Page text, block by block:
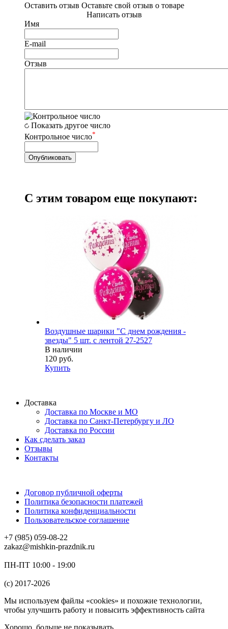
Оставить отзыв Оставьте свой отзыв о товаре
Написать отзыв
Имя
E-mail
Отзыв
Показать другое число
Контрольное число*
С этим товаром еще покупают:
Воздушные шарики "С днем рождения -
звезды" 5 шт. с лентой 27-2527
В наличии
120 руб.
Купить
Доставка
Доставка по Москве и МО
Доставка по Санкт-Петербургу и ЛО
Доставка по России
Как сделать заказ
Отзывы
Контакты
Договор публичной оферты
Политика безопасности платежей
Политика конфиденциальности
Пользовательское соглашение
+7 (985) 059-08-22
zakaz@mishkin-prazdnik.ru
ПН-ПТ 10:00 - 19:00
(c) 2017-2026
Мы используем файлы «cookies» и похожие технологии,
чтобы улучшить работу и повысить эффективность сайта
Хорошо, больше не показывать